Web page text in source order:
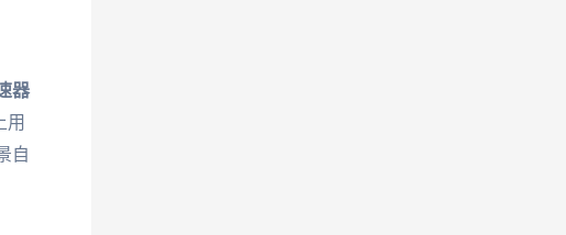
器
用
自